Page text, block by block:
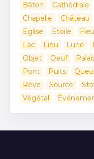
Bâton
Cathédrale
Chapelle
Château
Eglise
Etoile
Lac
Lieu Lune
Objet
Oeuf
Pont
Puits
Rêve
Source
Végétal